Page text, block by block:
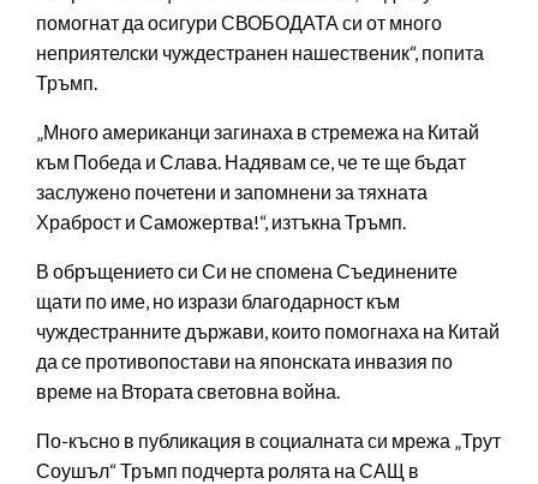
помогнат да осигури СВОБОДАТА си от много
неприятелски чуждестранен нашественик“, попита
Тръмп.
„Много американци загинаха в стремежа на Китай
към Победа и Слава. Надявам се, че те ще бъдат
заслужено почетени и запомнени за тяхната
Храброст и Саможертва!“, изтъкна Тръмп.
В обръщението си Си не спомена Съединените
щати по име, но изрази благодарност към
чуждестранните държави, които помогнаха на Китай
да се противопостави на японската инвазия по
време на Втората световна война.
По-късно в публикация в социалната си мрежа „Трут
Соушъл“ Тръмп подчерта ролята на САЩ в